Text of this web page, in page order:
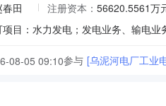
春田 注册资本： 56620.5561万
08-05 09:10参与 [乌泥河电厂工业